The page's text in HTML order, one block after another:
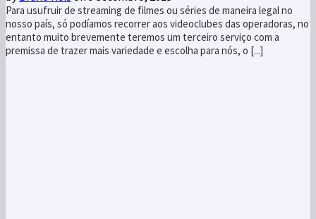
Para usufruir de streaming de filmes ou séries de maneira legal no
nosso país, só podíamos recorrer aos videoclubes das operadoras, no
entanto muito brevemente teremos um terceiro serviço com a
premissa de trazer mais variedade e escolha para nós, o [...]